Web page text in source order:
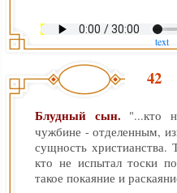
text
42
Блудный сын. "...кто
чужбине - отделенным,
сущность
кто не испытал тоски
такое покаяние и